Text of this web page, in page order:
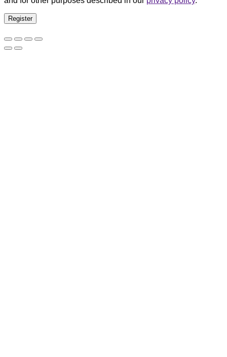
Register